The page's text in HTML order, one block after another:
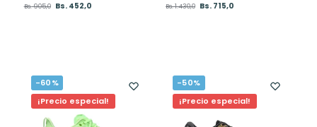
Bs.905,0 Bs. 452,0 Bs.1.430,0 Bs. 715,0
-60%
¡Precio especial!
-50%
¡Precio especial!